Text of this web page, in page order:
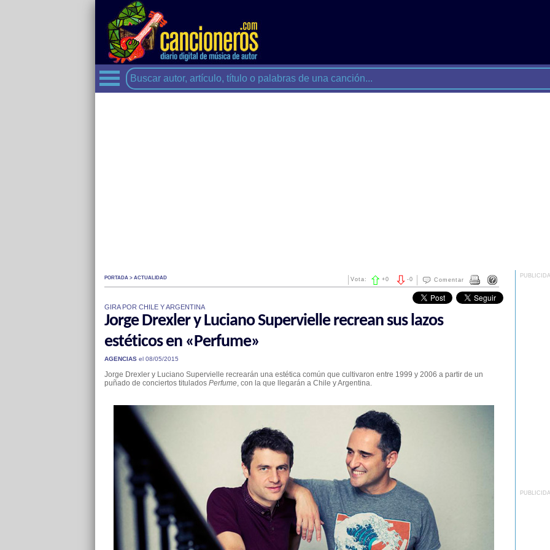
PORTADA > ACTUALIDAD Comentar
-0
Vota: +0
GIRA POR CHILE Y ARGENTINA
Jorge Drexler y Luciano Supervielle recrean sus lazos
estéticos en «Perfume»
AGENCIASel 08/05/2015
Jorge Drexler y Luciano Supervielle recrearán una estética común que cultivaron entre 1999 y 2006 a partir de un
puñado de conciertos titulados Perfume, con la que llegarán a Chile y Argentina.